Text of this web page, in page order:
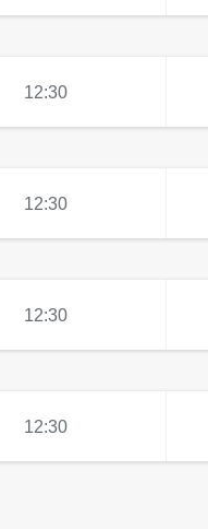
12:30
12:30
12:30
12:30